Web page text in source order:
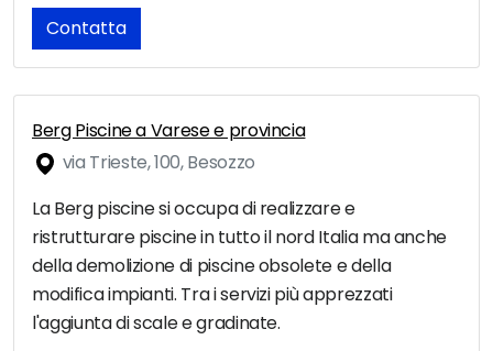
Contatta
Berg Piscine a Varese e provincia
via Trieste, 100, Besozzo
La Berg piscine si occupa di realizzare e
ristrutturare piscine in tutto il nord Italia ma anche
della demolizione di piscine obsolete e della
modifica impianti. Tra i servizi più apprezzati
l'aggiunta di scale e gradinate.